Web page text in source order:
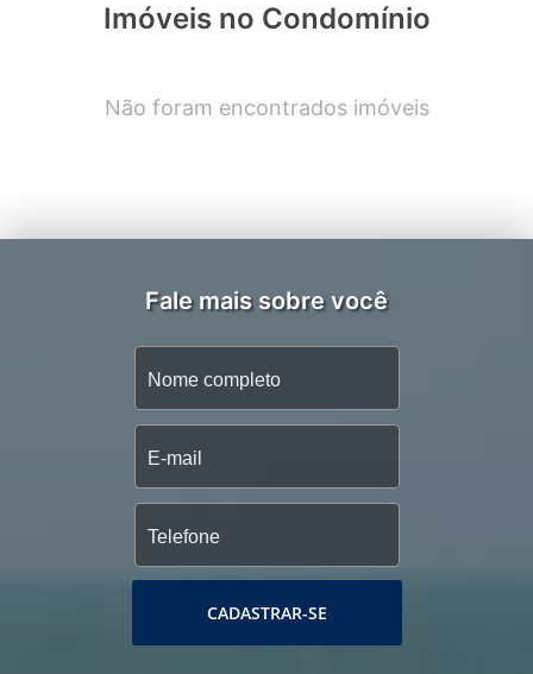
Imóveis no Condomínio
Não foram encontrados imóveis
Fale mais sobre você
CADASTRAR-SE